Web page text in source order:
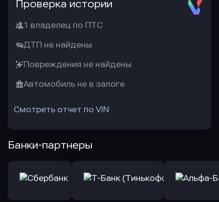
Проверка истории
1 владелец по ПТС
ДТП не найдены
Повреждения не найдены
Автомобиль не в залоге
Смотреть отчет по VIN
Банки-партнеры